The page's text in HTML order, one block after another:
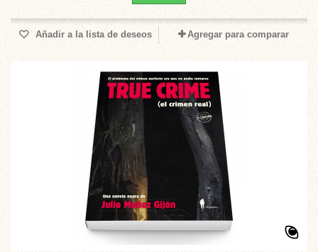
Añadir a la lista de deseos Agregar para comparar